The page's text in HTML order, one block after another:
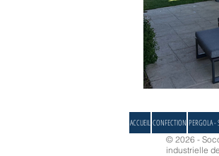
Offre spéciale
Protection
ACCUEIL CONFECTION PERGOLA -
© 2026 -
industrielle